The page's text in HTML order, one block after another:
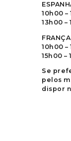
10h00 –
13h00 –
FRANÇA
10h00 –
15h00 –
Se
pelos
dispor